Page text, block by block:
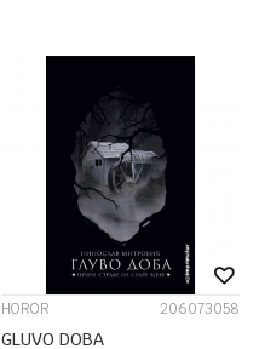
HOROR 206073058
GLUVO DOBA